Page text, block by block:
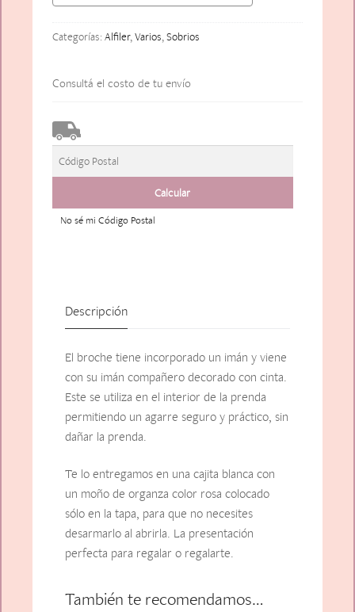
Categorías: Alfiler,Varios,Sobrios
Consultá el costo de tu envío
No sé mi Código Postal
Descripción
El broche tiene incorporado un imán y viene
con su imán compañero decorado con cinta.
Este se utiliza en el interior de la prenda
permitiendo un agarre seguro y práctico, sin
dañar la prenda.
Te lo entregamos en una cajita blanca con
un moño de organza color rosa colocado
sólo en la tapa, para que no necesites
desarmarlo al abrirla. La presentación
perfecta para regalar o regalarte.
También te recomendamos…